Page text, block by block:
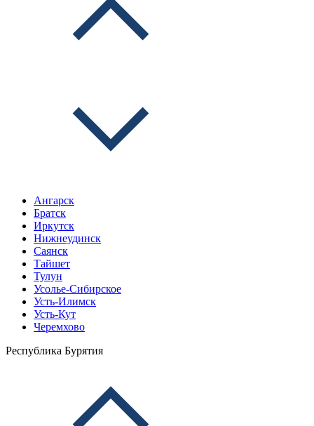
Ангарск
Братск
Иркутск
Нижнеудинск
Саянск
Тайшет
Тулун
Усолье-Сибирское
Усть-Илимск
Усть-Кут
Черемхово
Республика Бурятия